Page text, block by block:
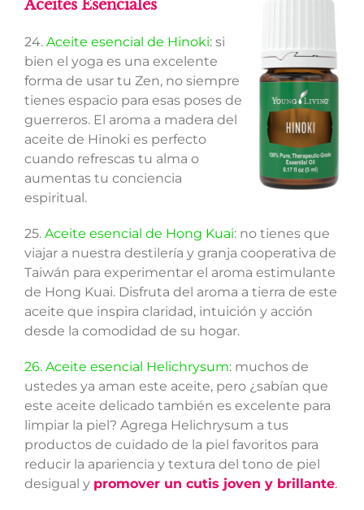
Aceites Esenciales
24. Aceite esencial de Hinoki: si
bien el yoga es una excelente
forma de usar tu Zen, no siempre
tienes espacio para esas poses de
guerreros. El aroma a madera del
aceite de Hinoki es perfecto
cuando refrescas tu alma o
aumentas tu conciencia
espiritual.
25. Aceite esencial de Hong Kuai: no tienes que
viajar a nuestra destilería y granja cooperativa de
Taiwán para experimentar el aroma estimulante
de Hong Kuai. Disfruta del aroma a tierra de este
aceite que inspira claridad, intuición y acción
desde la comodidad de su hogar.
26. Aceite esencial Helichrysum: muchos de
ustedes ya aman este aceite, pero ¿sabían que
este aceite delicado también es excelente para
limpiar la piel? Agrega Helichrysum a tus
productos de cuidado de la piel favoritos para
reducir la apariencia y textura del tono de piel
desigual y promover un cutis joven y brillante.